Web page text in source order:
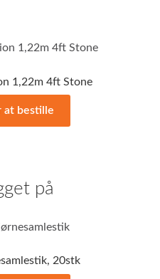
1,22m 4ft Stone
at bestille
på
20stk